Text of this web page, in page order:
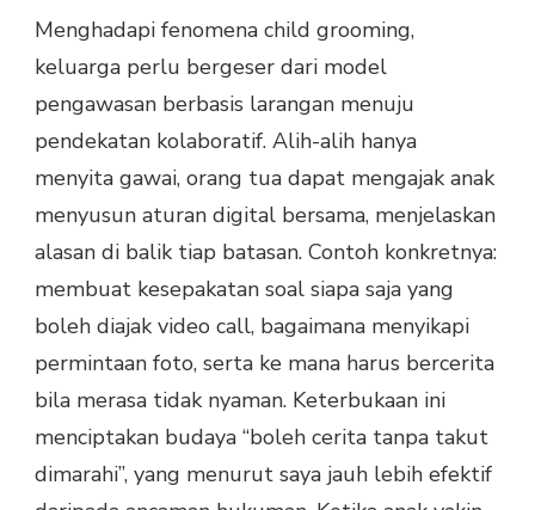
Menghadapi fenomena child grooming,
keluarga perlu bergeser dari model
pengawasan berbasis larangan menuju
pendekatan kolaboratif. Alih-alih hanya
menyita gawai, orang tua dapat mengajak anak
menyusun aturan digital bersama, menjelaskan
alasan di balik tiap batasan. Contoh konkretnya:
membuat kesepakatan soal siapa saja yang
boleh diajak video call, bagaimana menyikapi
permintaan foto, serta ke mana harus bercerita
bila merasa tidak nyaman. Keterbukaan ini
menciptakan budaya “boleh cerita tanpa takut
dimarahi”, yang menurut saya jauh lebih efektif